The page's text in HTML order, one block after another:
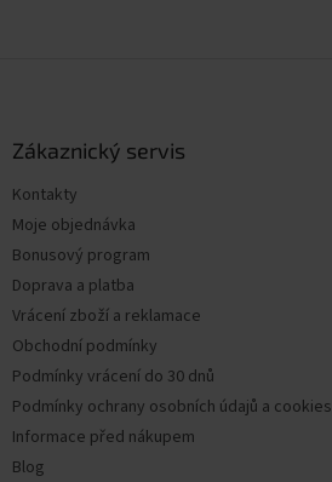
Zákaznický servis
Kontakty
Moje objednávka
Bonusový program
Doprava a platba
Vrácení zboží a reklamace
Obchodní podmínky
Podmínky vrácení do 30 dnů
Podmínky ochrany osobních údajů a cookies
Informace před nákupem
Blog